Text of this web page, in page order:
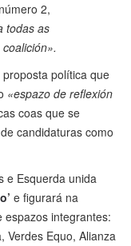
2,
todas as
política que
«espazo de reflexión
coas que se
candidaturas como
e Esquerda unida
e figurará na
espazos integrantes:
Verdes Equo, Alianza